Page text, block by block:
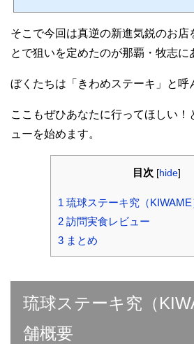
のは今回あなたにご紹介する老舗のステーキ店
ubeなどでお店の事前情報は収集していましたが
そこで今回は真逆の新進気鋭のお店
とで狙いを定めたのが那覇・牧志に
ぼくたちは「きわめステーキ」と呼
ここもぜひあなたに行ってほしい
ューを始めます。
目次 [hide]
1 琉球ステーキ究（
2 訪問実食レビュー
3 まとめ
琉球ステーキ究（
舗概要